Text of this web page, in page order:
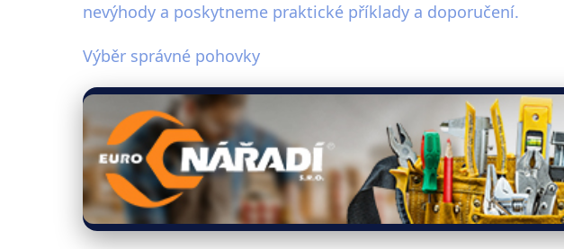
nevýhody a poskytneme praktické příklady a doporučení.
Výběr správné pohovky